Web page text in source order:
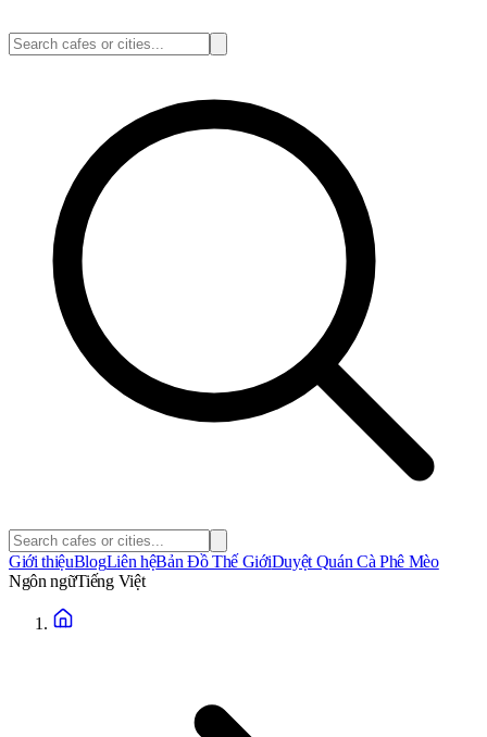
Giới thiệuBlogLiên hệBản Đồ Thế GiớiDuyệt Quán Cà Phê Mèo
Ngôn ngữTiếng Việt